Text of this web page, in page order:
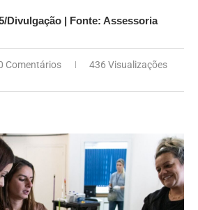
Divulgação | Fonte: Assessoria
Comentários 436 Visualizações